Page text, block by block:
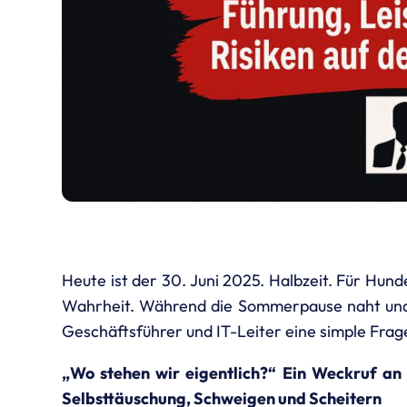
Heute ist der 30. Juni 2025. Halbzeit. Für
Wahrheit. Während die Sommerpause naht
Geschäftsführer und IT-Leiter eine simple
„Wo stehen wir eigentlich?“ Ein Weckruf
Selbsttäuschung, Schweigen und Scheitern